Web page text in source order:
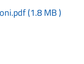
(1.8 MB)